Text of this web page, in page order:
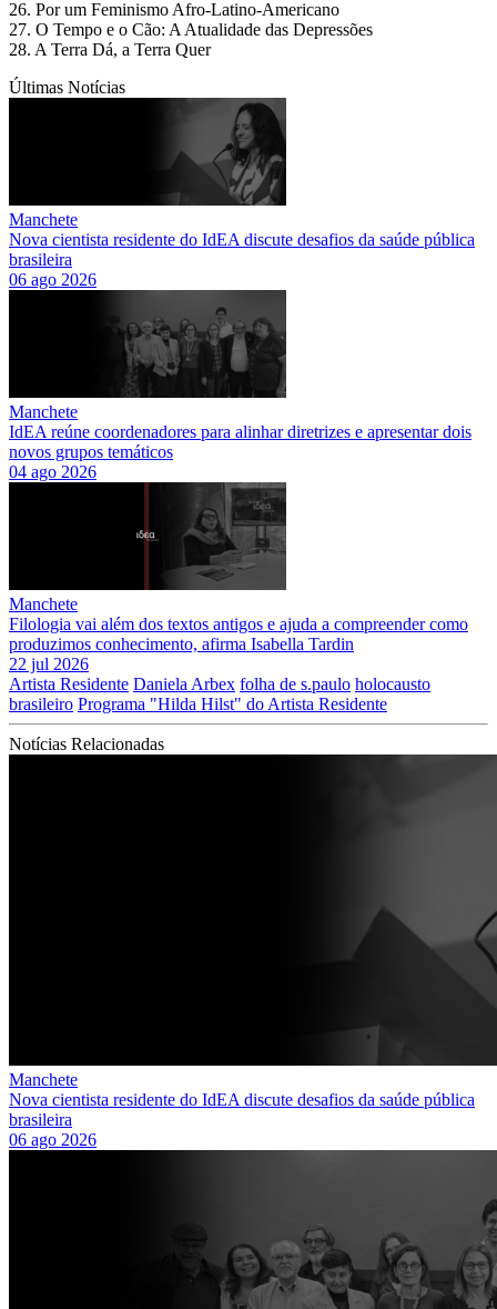
26. Por um Feminismo Afro-Latino-Americano
27. O Tempo e o Cão: A Atualidade das Depressões
28. A Terra Dá, a Terra Quer
Últimas Notícias
Manchete
Nova cientista residente do IdEA discute desafios da saúde pública
brasileira
06 ago 2026
Manchete
IdEA reúne coordenadores para alinhar diretrizes e apresentar dois
novos grupos temáticos
04 ago 2026
Manchete
Filologia vai além dos textos antigos e ajuda a compreender como
produzimos conhecimento, afirma Isabella Tardin
22 jul 2026
Artista Residente Daniela Arbex folha de s.paulo holocausto
brasileiro Programa "Hilda Hilst" do Artista Residente
Notícias Relacionadas
Manchete
Nova cientista residente do IdEA discute desafios da saúde pública
brasileira
06 ago 2026